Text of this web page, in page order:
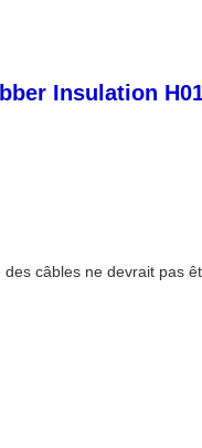
Insulation
câbles ne devrait pas